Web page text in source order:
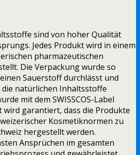
sind von hoher Qualität
Jedes Produkt wird in einem
pharmazeutischen
Die Verpackung wurde so
Sauerstoff durchlässt und
natürlichen Inhaltsstoffe
mit dem SWISSCOS-Label
wird garantiert, dass die Produkte
Kosmetiknormen zu
hergestellt werden.
Ansprüchen im gesamten